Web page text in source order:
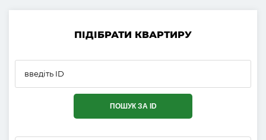
ПІДІБРАТИ КВАРТИРУ
ПОШУК ЗА ID